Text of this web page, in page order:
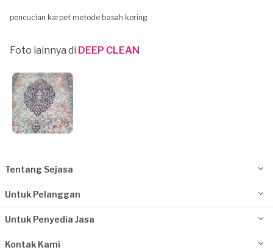
pencucian karpet metode basah kering
Foto lainnya di DEEP CLEAN
Tentang Sejasa
Untuk Pelanggan
Untuk Penyedia Jasa
Kontak Kami